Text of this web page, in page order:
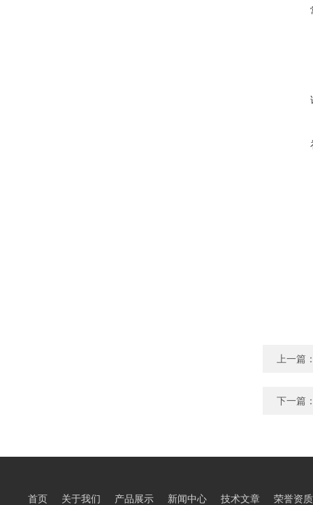
上一篇
下一篇
首页 关于我们 产品展示 新闻中心 技术文章 荣誉资质